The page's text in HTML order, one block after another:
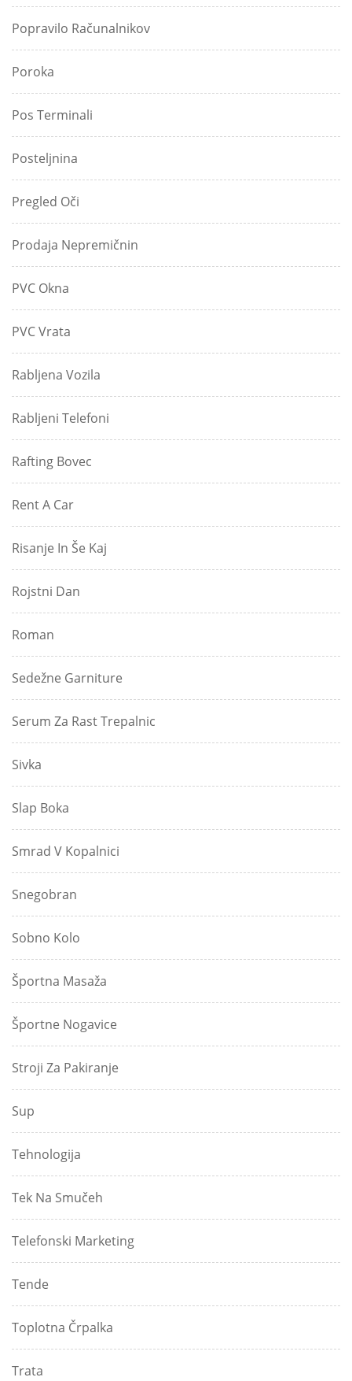
Popravilo Računalnikov
Poroka
Pos Terminali
Posteljnina
Pregled Oči
Prodaja Nepremičnin
PVC Okna
PVC Vrata
Rabljena Vozila
Rabljeni Telefoni
Rafting Bovec
Rent A Car
Risanje In Še Kaj
Rojstni Dan
Roman
Sedežne Garniture
Serum Za Rast Trepalnic
Sivka
Slap Boka
Smrad V Kopalnici
Snegobran
Sobno Kolo
Športna Masaža
Športne Nogavice
Stroji Za Pakiranje
Sup
Tehnologija
Tek Na Smučeh
Telefonski Marketing
Tende
Toplotna Črpalka
Trata